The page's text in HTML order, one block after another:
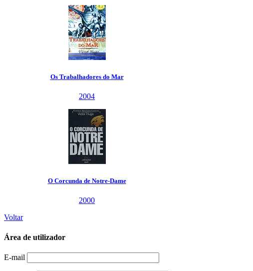
Os Trabalhadores do Mar
2004
O Corcunda de Notre-Dame
2000
Voltar
Área de utilizador
E-mail